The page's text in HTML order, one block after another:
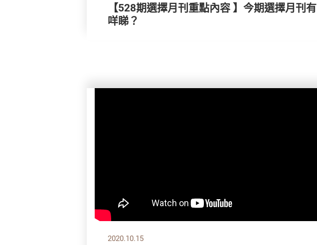
【528期選擇月刊重點內容 】今期選擇月刊有
咩睇？
2020.10.15